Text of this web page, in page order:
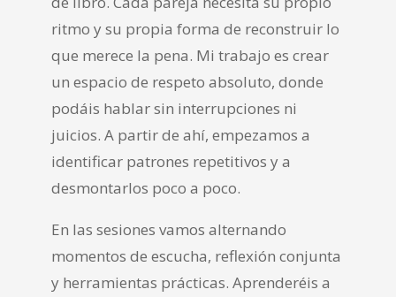
ritmo y su propia forma de reconstruir lo
que merece la pena. Mi trabajo es crear
un espacio de respeto absoluto, donde
podáis hablar sin interrupciones ni
juicios. A partir de ahí, empezamos a
identificar patrones repetitivos y a
desmontarlos poco a poco.
En las sesiones vamos alternando
momentos de escucha, reflexión conjunta
y herramientas prácticas. Aprenderéis a